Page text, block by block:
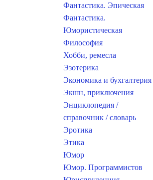
Фантастика. Эпическая
Фантастика.
Юмористическая
Философия
Хобби, ремесла
Эзотерика
Экономика и бухгалтерия
Экшн, приключения
Энциклопедия /
справочник / словарь
Эротика
Этика
Юмор
Юмор. Программистов